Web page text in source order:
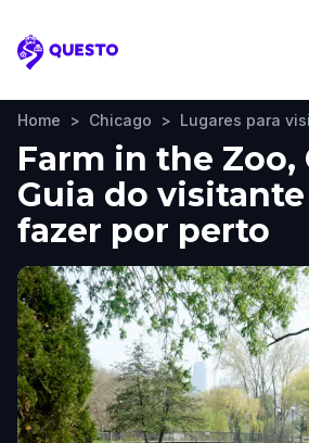
Questo
Home > Chicago > Lugares para
Farm in the Zoo,
Guia do
fazer por perto